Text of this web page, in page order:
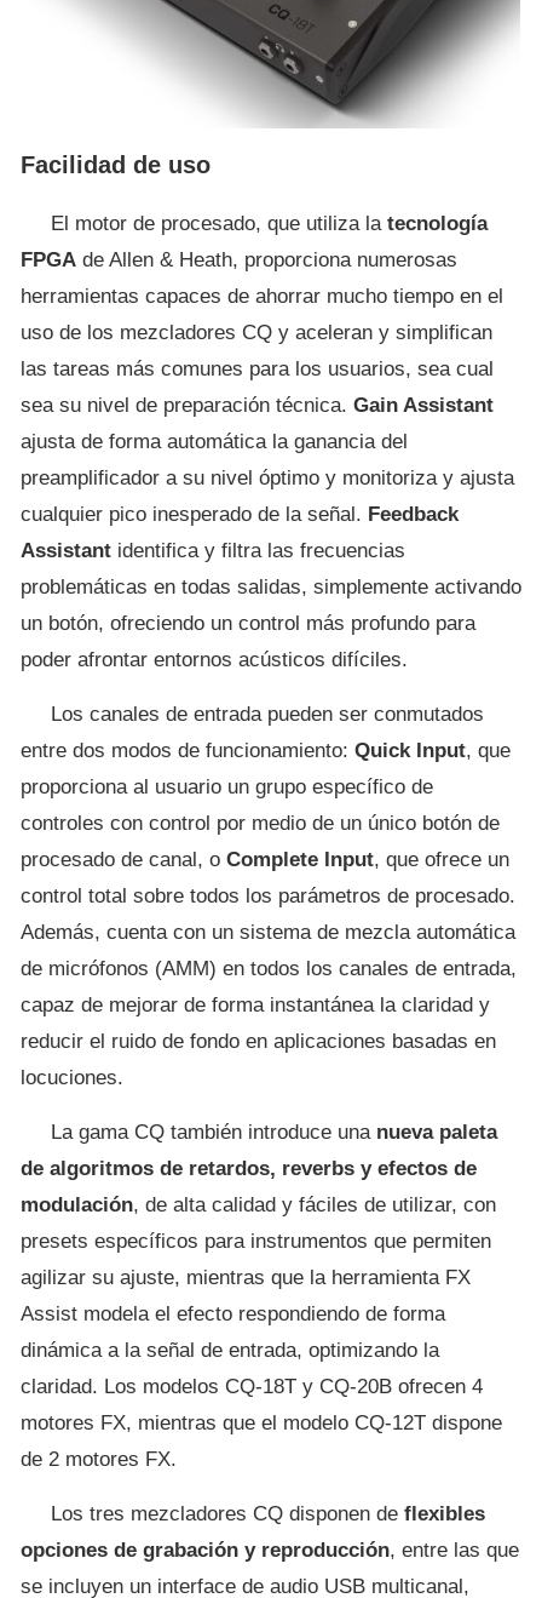
Facilidad de uso
El motor de procesado, que utiliza la tecnología
FPGA de Allen & Heath, proporciona numerosas
herramientas capaces de ahorrar mucho tiempo en el
uso de los mezcladores CQ y aceleran y simplifican
las tareas más comunes para los usuarios, sea cual
sea su nivel de preparación técnica. Gain Assistant
ajusta de forma automática la ganancia del
preamplificador a su nivel óptimo y monitoriza y ajusta
cualquier pico inesperado de la señal. Feedback
Assistant identifica y filtra las frecuencias
problemáticas en todas salidas, simplemente activando
un botón, ofreciendo un control más profundo para
poder afrontar entornos acústicos difíciles.
Los canales de entrada pueden ser conmutados
entre dos modos de funcionamiento: Quick Input, que
proporciona al usuario un grupo específico de
controles con control por medio de un único botón de
procesado de canal, o Complete Input, que ofrece un
control total sobre todos los parámetros de procesado.
Además, cuenta con un sistema de mezcla automática
de micrófonos (AMM) en todos los canales de entrada,
capaz de mejorar de forma instantánea la claridad y
reducir el ruido de fondo en aplicaciones basadas en
locuciones.
La gama CQ también introduce una nueva paleta
de algoritmos de retardos, reverbs y efectos de
modulación, de alta calidad y fáciles de utilizar, con
presets específicos para instrumentos que permiten
agilizar su ajuste, mientras que la herramienta FX
Assist modela el efecto respondiendo de forma
dinámica a la señal de entrada, optimizando la
claridad. Los modelos CQ-18T y CQ-20B ofrecen 4
motores FX, mientras que el modelo CQ-12T dispone
de 2 motores FX.
Los tres mezcladores CQ disponen de flexibles
opciones de grabación y reproducción, entre las que
se incluyen un interface de audio USB multicanal,